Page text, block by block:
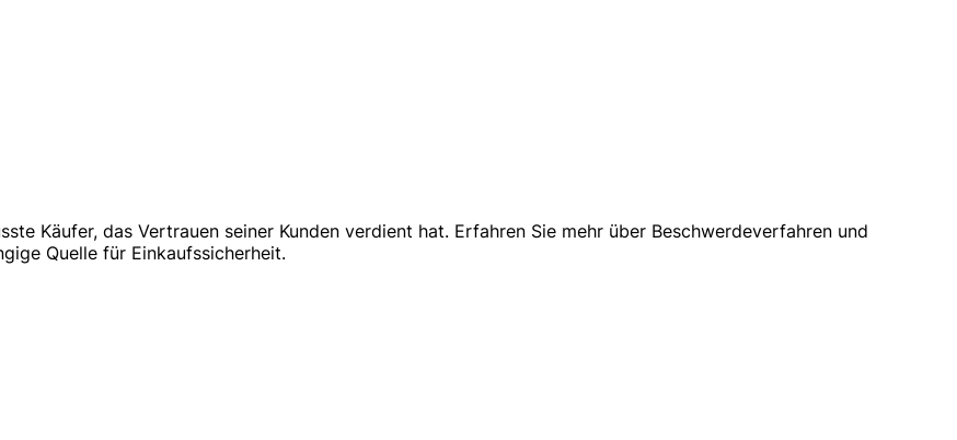
Käufer, das Vertrauen seiner Kunden verdient hat. Erfahren Sie mehr über Beschwerdeverfahren und
Quelle für Einkaufssicherheit.